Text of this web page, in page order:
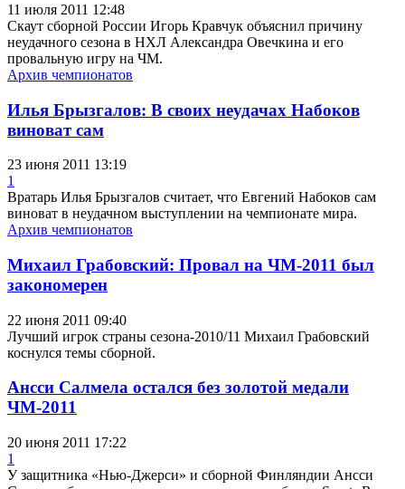
11 июля 2011 12:48
Скаут сборной России Игорь Кравчук объяснил причину
неудачного сезона в НХЛ Александра Овечкина и его
провальную игру на ЧМ.
Архив чемпионатов
Илья Брызгалов: В своих неудачах Набоков
виноват сам
23 июня 2011 13:19
1
Вратарь Илья Брызгалов считает, что Евгений Набоков сам
виноват в неудачном выступлении на чемпионате мира.
Архив чемпионатов
Михаил Грабовский: Провал на ЧМ-2011 был
закономерен
22 июня 2011 09:40
Лучший игрок страны сезона-2010/11 Михаил Грабовский
коснулся темы сборной.
Ансси Салмела остался без золотой медали
ЧМ-2011
20 июня 2011 17:22
1
У защитника «Нью-Джерси» и сборной Финляндии Ансси